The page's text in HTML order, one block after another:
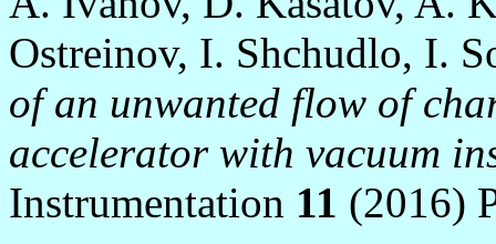
Ostreinov, I. Shchudlo, I.
of an unwanted flow of
accelerator with vacuum
Instrumentation 11 (2016)